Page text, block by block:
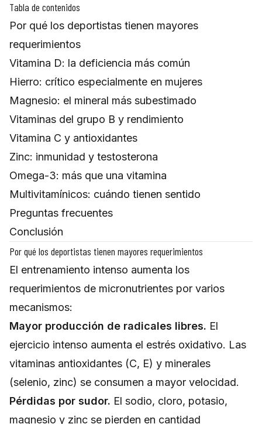
Tabla de contenidos
Por qué los deportistas tienen mayores
requerimientos
Vitamina D: la deficiencia más común
Hierro: crítico especialmente en mujeres
Magnesio: el mineral más subestimado
Vitaminas del grupo B y rendimiento
Vitamina C y antioxidantes
Zinc: inmunidad y testosterona
Omega-3: más que una vitamina
Multivitamínicos: cuándo tienen sentido
Preguntas frecuentes
Conclusión
Por qué los deportistas tienen mayores requerimientos
El entrenamiento intenso aumenta los
requerimientos de micronutrientes por varios
mecanismos:
Mayor producción de radicales libres. El
ejercicio intenso aumenta el estrés oxidativo. Las
vitaminas antioxidantes (C, E) y minerales
(selenio, zinc) se consumen a mayor velocidad.
Pérdidas por sudor. El sodio, cloro, potasio,
magnesio y zinc se pierden en cantidad